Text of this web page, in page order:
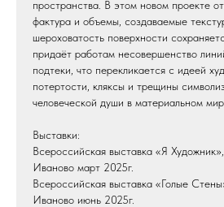
пространства. В этом новом проекте
фактура и объемы, создаваемые
шероховатость поверхности
придаёт работам несовершенство
подтеки, что перекликается с идеей
потертости, кляксы и трещины
человеческой души в материальном
Выставки:
Всероссийская выставка «Я
Иваново март 2025г.
Всероссийская выставка «Голые
Иваново июнь 2025г.